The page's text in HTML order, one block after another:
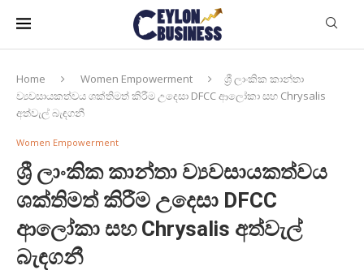
Home Women Empowerment
ශ්‍රී ලාංකික කාන්තා
ව්‍යවසායකත්වය ශක්තිමත් කිරීම උදෙසා DFCC ආලෝකා සහ Chrysalis
අත්වැල් බැඳගනී
Women Empowerment
ශ්‍රී ලාංකික කාන්තා ව්‍යවසායකත්වය
ශක්තිමත් කිරීම උදෙසා DFCC
ආලෝකා සහ Chrysalis අත්වැල්
බැඳගනී